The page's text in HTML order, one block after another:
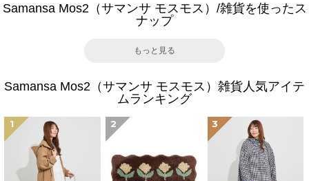
Samansa Mos2（サマンサ モスモス）/雑貨を使ったス
ナップ
もっと見る
Samansa Mos2（サマンサ モスモス）雑貨人気アイテ
ムランキング
1 2 3